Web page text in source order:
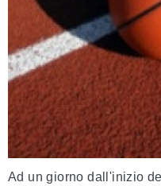
Ad un giorno dall'inizio